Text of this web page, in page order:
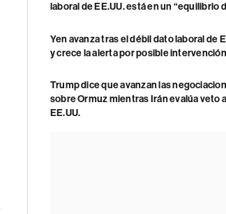
laboral de EE.UU. está en un “equilibrio
Yen avanza tras el débil dato laboral de
y crece la alerta por posible intervención
Trump dice que avanzan las
sobre Ormuz mientras Irán evalúa veto a
EE.UU.